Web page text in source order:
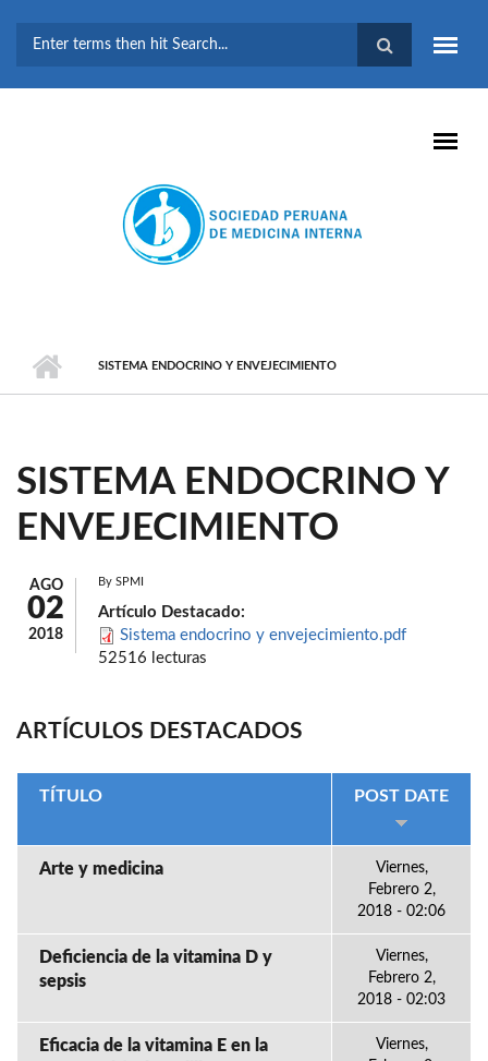
BÚSQUEDA
SISTEMA ENDOCRINO Y ENVEJECIMIENTO
SISTEMA ENDOCRINO Y
ENVEJECIMIENTO
AGO
02
2018
By SPMI
Artículo Destacado:
Sistema endocrino y envejecimiento.pdf
52516 lecturas
ARTÍCULOS DESTACADOS
TÍTULO POST DATE
Arte y medicina
Viernes,
Febrero 2,
2018 - 02:06
Deficiencia de la vitamina D y
sepsis
Viernes,
Febrero 2,
2018 - 02:03
Eficacia de la vitamina E en la
Viernes,